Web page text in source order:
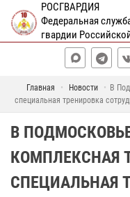
РОСГВАРДИЯ
Федеральная
гвардии
Главная Новости
В
специальная тренировка
В
КОМПЛЕКСНАЯ
СПЕЦИАЛЬНАЯ